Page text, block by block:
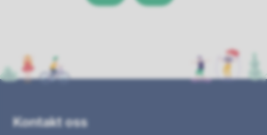
Kontakt oss